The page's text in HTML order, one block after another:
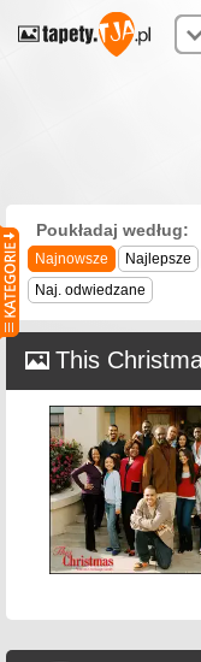
Poukładaj według:
Najnowsze Najlepsze
Naj. odwiedzane
This